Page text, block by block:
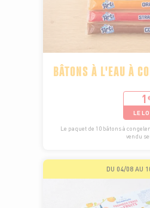
BÂTONS À L'EAU À
1
LE
Le paquet de 10 bâtons à
vendu
DU 04/08 AU